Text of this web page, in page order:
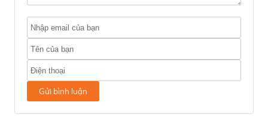
Gửi bình luận